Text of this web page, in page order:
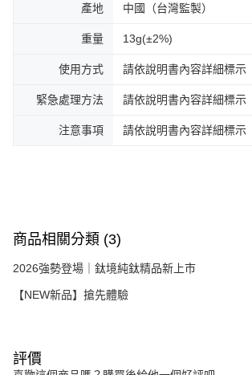
產地 中國（台灣監製）
重量 13g(±2%)
使用方式 請依說明書內容詳細標示
緊急處理方法 請依說明書內容詳細標示
注意事項 請依說明書內容詳細標示
商品相關分類 (3)
2026強勢登場｜鈦境純鈦精品新上市
【NEW新品】搶先體驗
評價